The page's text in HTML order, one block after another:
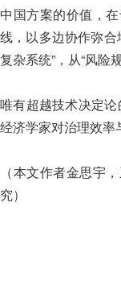
中国方案的价值，
线，以多边协作弥
复杂系统”，从“风险
唯有超越技术决定
经济学家对治理效
（本文作者金思宇
究）